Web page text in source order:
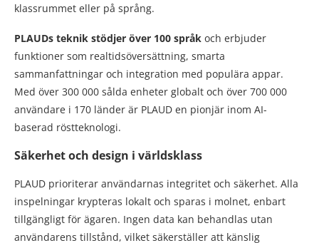
klassrummet eller på språng.
PLAUDs teknik stödjer över 100 språk och erbjuder
funktioner som realtidsöversättning, smarta
sammanfattningar och integration med populära appar.
Med över 300 000 sålda enheter globalt och över 700 000
användare i 170 länder är PLAUD en pionjär inom AI-
baserad röstteknologi.
Säkerhet och design i världsklass
PLAUD prioriterar användarnas integritet och säkerhet. Alla
inspelningar krypteras lokalt och sparas i molnet, enbart
tillgängligt för ägaren. Ingen data kan behandlas utan
användarens tillstånd, vilket säkerställer att känslig